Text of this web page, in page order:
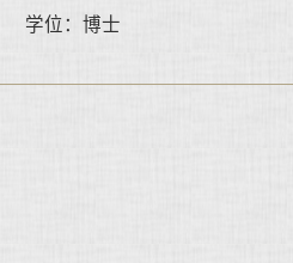
学位：博士